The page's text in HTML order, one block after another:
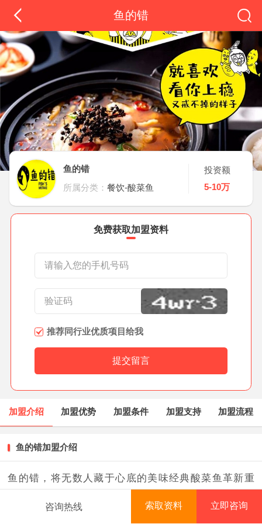
鱼的错
鱼的错
所属分类：餐饮-酸菜鱼
投资额
5-10万
免费获取加盟资料
推荐同行业优质项目给我
加盟介绍 加盟优势 加盟条件 加盟支持 加盟流程
鱼的错加盟介绍
鱼的错，将无数人藏于心底的美味经典酸菜鱼革新重
界的新贵族，时尚又亲民！
咨询热线 索取资料 立即咨询
首页